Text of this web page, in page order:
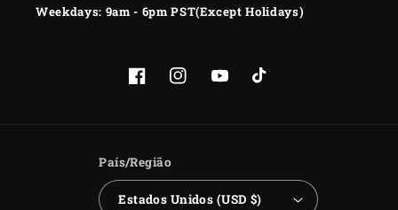
Weekdays: 9am - 6pm PST(Except Holidays)
FacebookInstagramYouTubeTikTok
País/Região
Estados Unidos (USD $)